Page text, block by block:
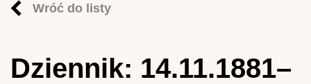
Wróć do listy
Dziennik: 14.11.1881–